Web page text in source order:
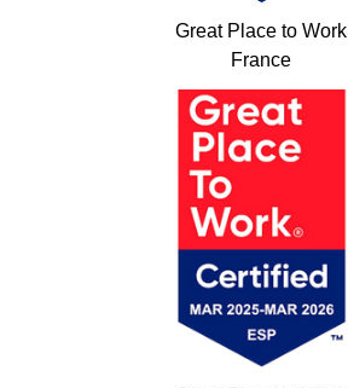
Great Place to Work
France